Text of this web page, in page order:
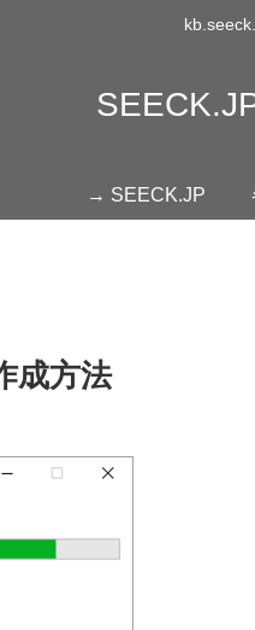
→ SEECK.JP
成方法